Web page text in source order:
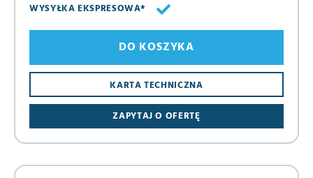
WYSYŁKA EKSPRESOWA*
ZAPYTAJ O OFERTĘ
KARTA TECHNICZNA
DO KOSZYKA